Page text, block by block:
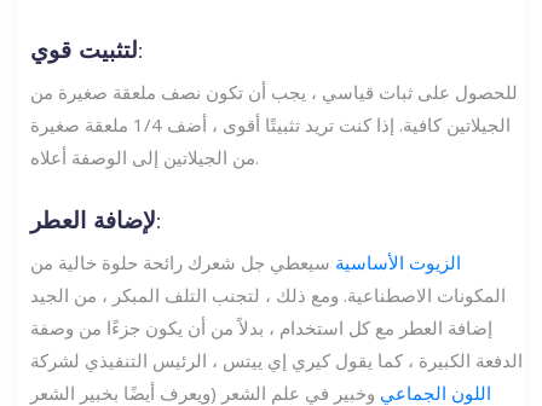
لتثبيت قوي:
للحصول على ثبات قياسي ، يجب أن تكون نصف ملعقة صغيرة من
الجيلاتين كافية. إذا كنت تريد تثبيتًا أقوى ، أضف 1/4 ملعقة صغيرة
من الجيلاتين إلى الوصفة أعلاه.
لإضافة العطر:
الزيوت الأساسية سيعطي جل شعرك رائحة حلوة خالية من
المكونات الاصطناعية. ومع ذلك ، لتجنب التلف المبكر ، من الجيد
إضافة العطر مع كل استخدام ، بدلاً من أن يكون جزءًا من وصفة
الدفعة الكبيرة ، كما يقول كيري إي ييتس ، الرئيس التنفيذي لشركة
اللون الجماعي وخبير في علم الشعر (ويعرف أيضًا بخبير الشعر